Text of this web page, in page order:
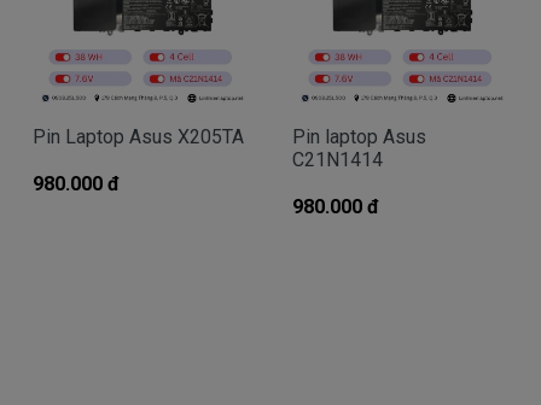
Hãng Ở Đâu Uy Tín Tại Tphcm
Tai tphcm nếu pin laptop Asus K455L của các
rất tiện lợi và tin cậy nhé.
- Chúng tôi có đội người kiểm tra và thay sản
phẩm linh kiện laptop miễn phí các bạn nhé.
Pin Laptop Asus X205TA
980.000 đ
Pin laptop Asus
C21N1414
980.000 đ